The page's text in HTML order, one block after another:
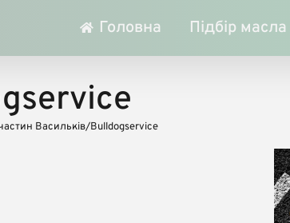
Головна Підбір масла
Васильків/Bulldogservice